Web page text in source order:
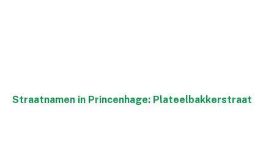
Straatnamen in Princenhage: Plateelbakkerstraat